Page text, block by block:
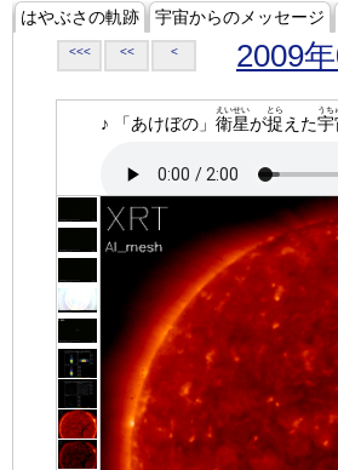
はやぶさの軌跡 宇宙からのメッセージ
<<< << < 2009
♪ 「あけぼの」 衛星
えいせい
が捉
とら
えた宇
うち